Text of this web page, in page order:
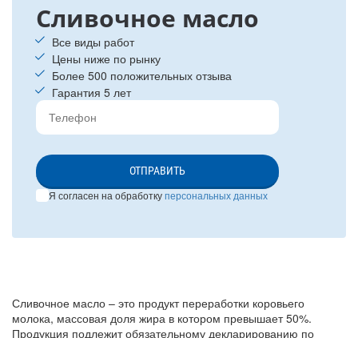
Сливочное масло
Все виды работ
Цены ниже по рынку
Более 500 положительных отзыва
Гарантия 5 лет
ОТПРАВИТЬ
Я согласен на обработкуперсональных данных
Сливочное масло – это продукт переработки коровьего
молока, массовая доля жира в котором превышает 50%.
Продукция подлежит обязательному декларированию по